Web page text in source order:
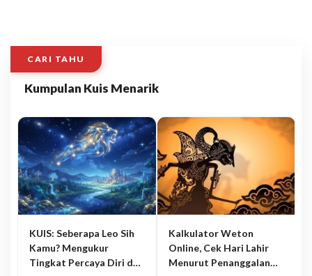
CARI TAHU
Kumpulan Kuis Menarik
KUIS: Seberapa Leo Sih
Kamu? Mengukur
Tingkat Percaya Diri dan
Kalkulator Weton
Online, Cek Hari Lahir
Menurut Penanggalan